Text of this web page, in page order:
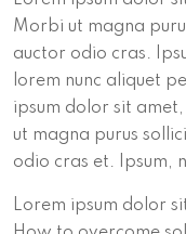
Morbi ut magna
auctor odio cras.
lorem nunc aliquet
ipsum dolor sit
ut magna purus
odio cras et. Ipsum,
Lorem ipsum dolor